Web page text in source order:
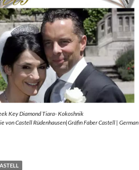
Key Diamond Tiara- Kokoshnik
von Castell Rüdenhausen|Gräfin Faber Castell | German